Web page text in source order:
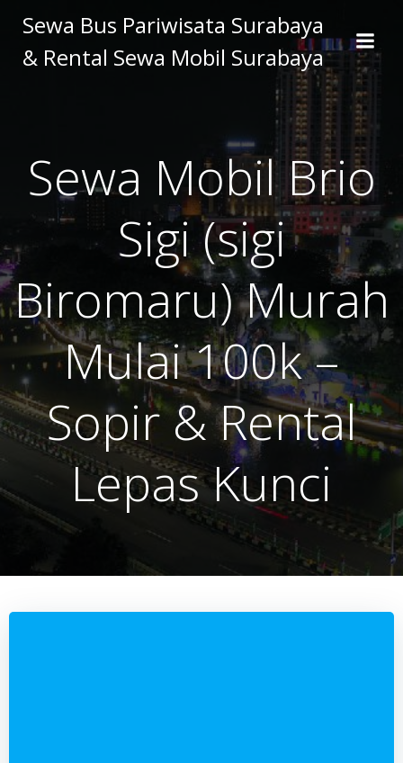
to
content
Sewa Bus Pariwisata Surabaya
& Rental Sewa Mobil Surabaya
Sewa Mobil Brio
Sigi (sigi
Biromaru) Murah
Mulai 100k –
Sopir & Rental
Lepas Kunci